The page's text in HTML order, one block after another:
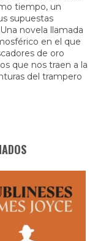
tiempo, un
supuestas
novela llamada
en el que
de oro
que nos traen a la
del trampero